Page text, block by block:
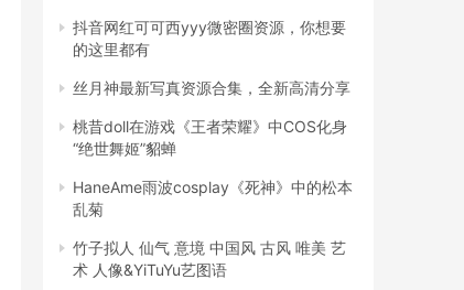
抖音网红可可西yyy微密圈资源，你想要
的这里都有
丝月神最新写真资源合集，全新高清分享
桃昔doll在游戏《王者荣耀》中COS化身
“绝世舞姬”貂蝉
HaneAme雨波cosplay《死神》中的松本
乱菊
竹子拟人 仙气 意境 中国风 古风 唯美 艺
术 人像&YiTuYu艺图语